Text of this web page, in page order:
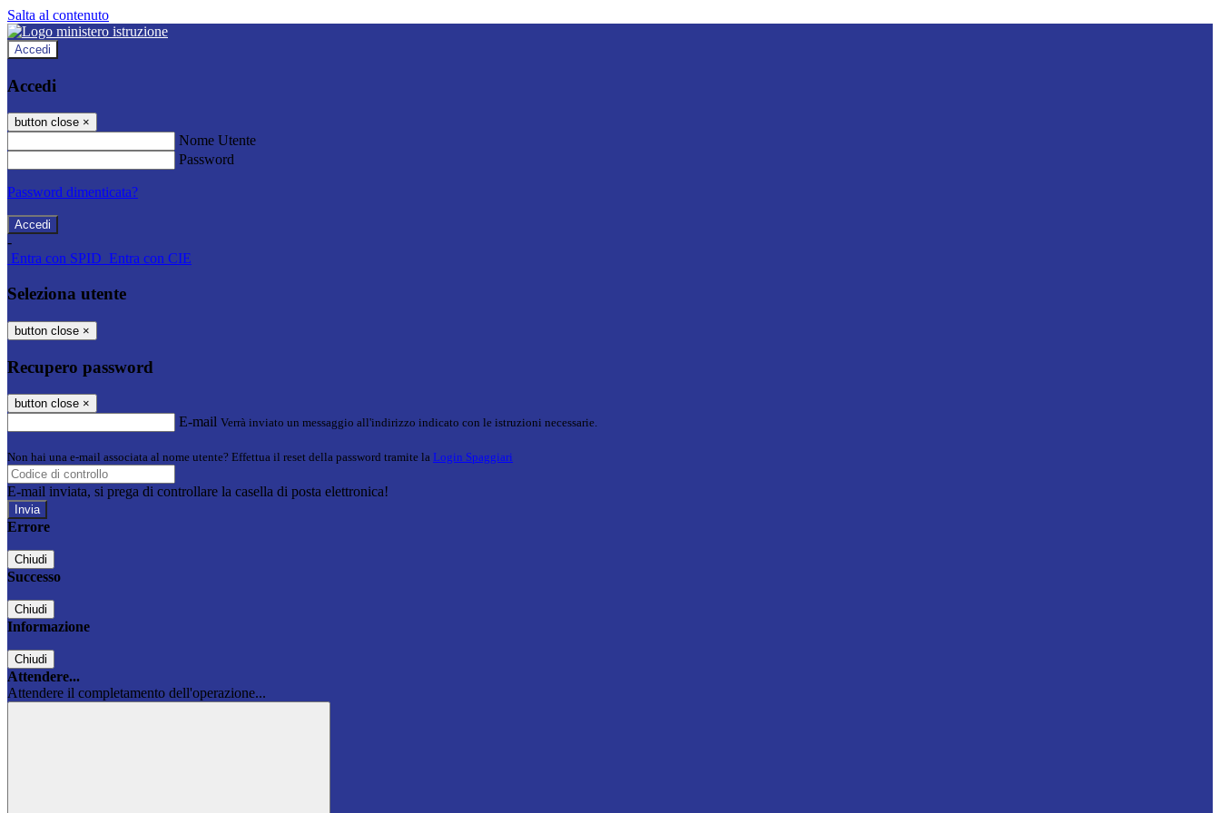
Salta al contenuto
Accedi
Accedi
button close ×
Nome Utente
Password
Password dimenticata?
-
Entra con SPID Entra con CIE
Seleziona utente
button close ×
Recupero password
button close ×
E-mail Verrà inviato un messaggio all'indirizzo indicato con le istruzioni necessarie.
Non hai una e-mail associata al nome utente? Effettua il reset della password tramite la Login Spaggiari
E-mail inviata, si prega di controllare la casella di posta elettronica!
Errore
Chiudi
Successo
Chiudi
Informazione
Chiudi
Attendere...
Attendere il completamento dell'operazione...